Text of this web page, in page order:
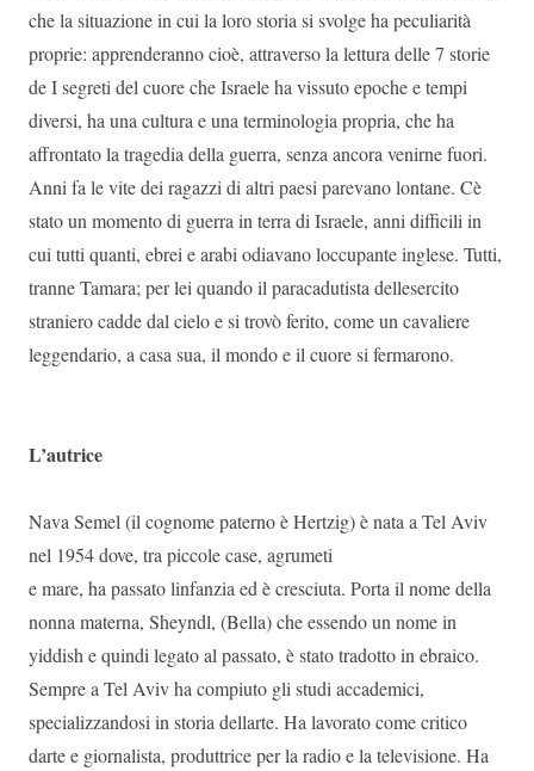
che la situazione in cui la loro storia si svolge ha peculiarità
proprie: apprenderanno cioè, attraverso la lettura delle 7 storie
de I segreti del cuore che Israele ha vissuto epoche e tempi
diversi, ha una cultura e una terminologia propria, che ha
affrontato la tragedia della guerra, senza ancora venirne fuori.
Anni fa le vite dei ragazzi di altri paesi parevano lontane. Cè
stato un momento di guerra in terra di Israele, anni difficili in
cui tutti quanti, ebrei e arabi odiavano loccupante inglese. Tutti,
tranne Tamara; per lei quando il paracadutista dellesercito
straniero cadde dal cielo e si trovò ferito, come un cavaliere
leggendario, a casa sua, il mondo e il cuore si fermarono.
L’autrice
Nava Semel (il cognome paterno è Hertzig) è nata a Tel Aviv
nel 1954 dove, tra piccole case, agrumeti
e mare, ha passato linfanzia ed è cresciuta. Porta il nome della
nonna materna, Sheyndl, (Bella) che essendo un nome in
yiddish e quindi legato al passato, è stato tradotto in ebraico.
Sempre a Tel Aviv ha compiuto gli studi accademici,
specializzandosi in storia dellarte. Ha lavorato come critico
darte e giornalista, produttrice per la radio e la televisione. Ha